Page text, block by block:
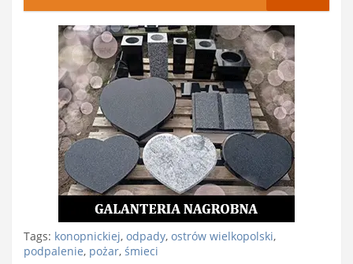
Tags: konopnickiej, odpady, ostrów wielkopolski,
podpalenie, pożar, śmieci